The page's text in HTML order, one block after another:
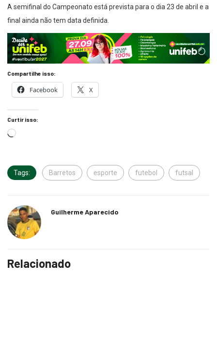
A semifinal do Campeonato está prevista para o dia 23 de abril e a
final ainda não tem data definida.
Compartilhe isso:
Facebook X
Curtir isso:
Tags: Barretos esporte futebol futsal
Guilherme Aparecido
Relacionado